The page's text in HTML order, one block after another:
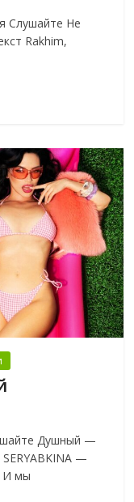
Слушайте Не
Rakhim,
Душный —
—
И мы